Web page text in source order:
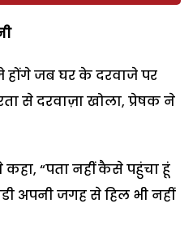
जब घर के दरवाजे पर
से दरवाज़ा खोला, प्रेषक ने
“पता नहीं कैसे पहुंचा हूं
अपनी जगह से हिल भी नहीं